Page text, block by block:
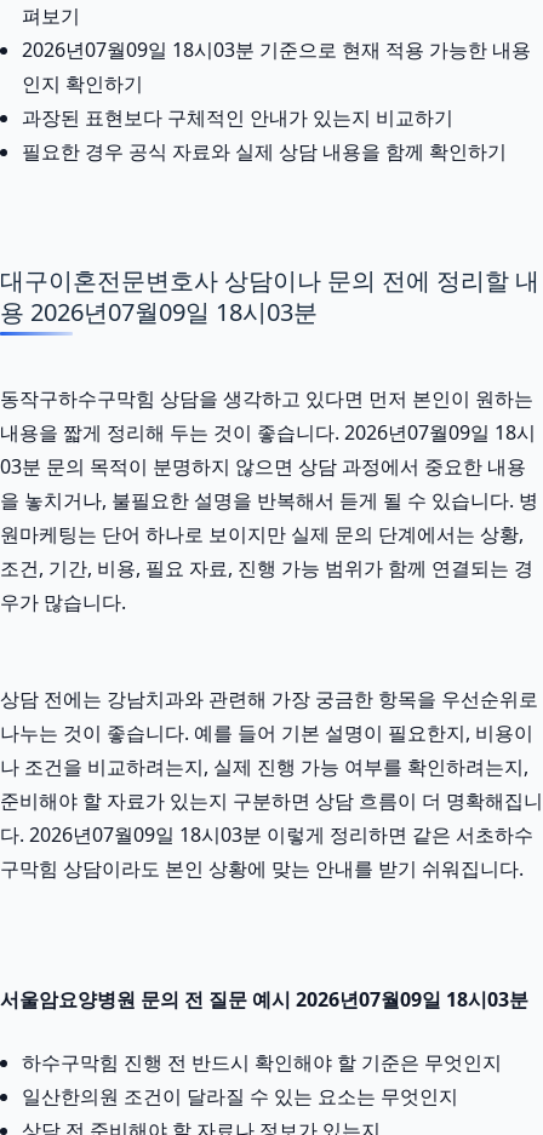
펴보기
2026년07월09일 18시03분 기준으로 현재 적용 가능한 내용
인지 확인하기
과장된 표현보다 구체적인 안내가 있는지 비교하기
필요한 경우 공식 자료와 실제 상담 내용을 함께 확인하기
대구이혼전문변호사 상담이나 문의 전에 정리할 내
용 2026년07월09일 18시03분
동작구하수구막힘 상담을 생각하고 있다면 먼저 본인이 원하는
내용을 짧게 정리해 두는 것이 좋습니다. 2026년07월09일 18시
03분 문의 목적이 분명하지 않으면 상담 과정에서 중요한 내용
을 놓치거나, 불필요한 설명을 반복해서 듣게 될 수 있습니다. 병
원마케팅는 단어 하나로 보이지만 실제 문의 단계에서는 상황,
조건, 기간, 비용, 필요 자료, 진행 가능 범위가 함께 연결되는 경
우가 많습니다.
상담 전에는 강남치과와 관련해 가장 궁금한 항목을 우선순위로
나누는 것이 좋습니다. 예를 들어 기본 설명이 필요한지, 비용이
나 조건을 비교하려는지, 실제 진행 가능 여부를 확인하려는지,
준비해야 할 자료가 있는지 구분하면 상담 흐름이 더 명확해집니
다. 2026년07월09일 18시03분 이렇게 정리하면 같은 서초하수
구막힘 상담이라도 본인 상황에 맞는 안내를 받기 쉬워집니다.
서울암요양병원 문의 전 질문 예시 2026년07월09일 18시03분
하수구막힘 진행 전 반드시 확인해야 할 기준은 무엇인지
일산한의원 조건이 달라질 수 있는 요소는 무엇인지
상담 전 준비해야 할 자료나 정보가 있는지